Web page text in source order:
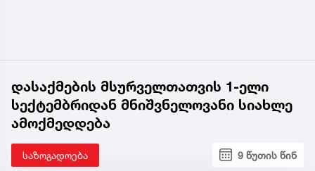
დასაქმების მსურველთათვის 1-ელი
სექტემბრიდან მნიშვნელოვანი სიახლე
ამოქმედდება
საზოგადოება 9 წუთის წინ